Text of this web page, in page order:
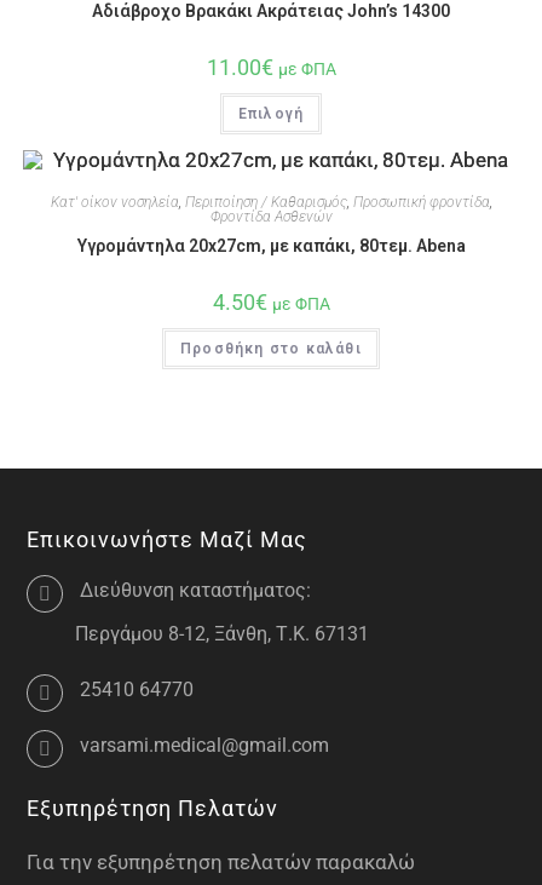
Αδιάβροχο Βρακάκι Ακράτειας John’s 14300
11.00€ με ΦΠΑ
Επιλογή
Κατ' οίκον νοσηλεία Περιποίηση / Καθαρισμός, Προσωπική φροντίδα
Φροντίδα Ασθενών
Υγρομάντηλα 20x27cm, με καπάκι, 80τεμ. Abena
4.50€ με ΦΠΑ
Προσθήκη στο καλάθι
Επικοινωνήστε Μαζί Μας
Διεύθυνση καταστήματος:
Περγάμου 8-12, Ξάνθη, Τ.Κ. 67131
25410 64770
varsami.medical@gmail.com
Εξυπηρέτηση Πελατών
Για την εξυπηρέτηση πελατών παρακαλώ